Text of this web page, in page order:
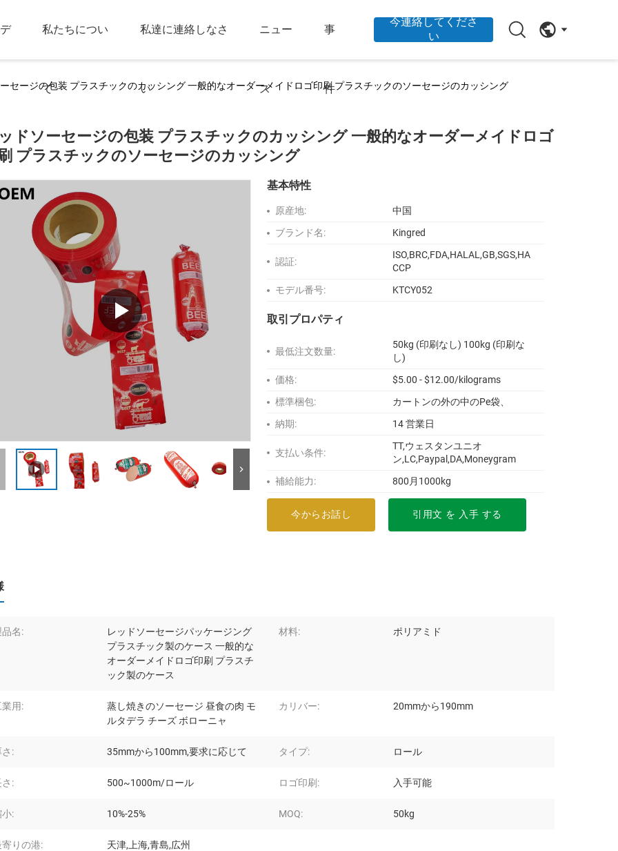
私たちについ
て
私達に連絡しなさ
い
ニュー
ス
事
件
今連絡してくださ
い
セージの包装 プラスチックのカッシング 一般的なオーダーメイドロゴ印刷 プラスチックのソーセージのカッシング
ドソーセージの包装 プラスチックのカッシング 一般的なオーダーメイドロゴ
プラスチックのソーセージのカッシング
基本特性
原産地:
中国
ブランド名:
Kingred
認証:
ISO,BRC,FDA,HALAL,GB,SGS,HA
CCP
モデル番号:
KTCY052
取引プロパティ
最低注文数量:
50kg (印刷なし) 100kg (印刷な
し)
価格:
$5.00 - $12.00/kilograms
標準梱包:
カートンの外の中のPe袋、
納期:
14 営業日
支払い条件:
TT,ウェスタンユニオ
ン,LC,Paypal,DA,Moneygram
補給能力:
800月1000kg
今からお話し 引用文 を 入手 する
品名:
レッドソーセージパッケージング
プラスチック製のケース 一般的な
オーダーメイドロゴ印刷 プラスチ
ック製のケース
材料: ポリアミド
業用:
蒸し焼きのソーセージ 昼食の肉 モ
ルタデラ チーズ ボローニャ
カリバー: 20mmから190mm
さ: 35mmから100mm,要求に応じて タイプ: ロール
さ: 500~1000m/ロール ロゴ印刷: 入手可能
小: 10%-25% MOQ: 50kg
寄りの港: 天津,上海,青島,広州